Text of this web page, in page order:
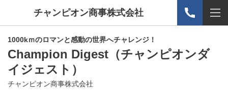
チャンピオン商事株式会社
1000kｍのロマンと感動の世界へチャレンジ！
Champion Digest （チャンピオンダ
イジェスト）
チャンピオン商事株式会社